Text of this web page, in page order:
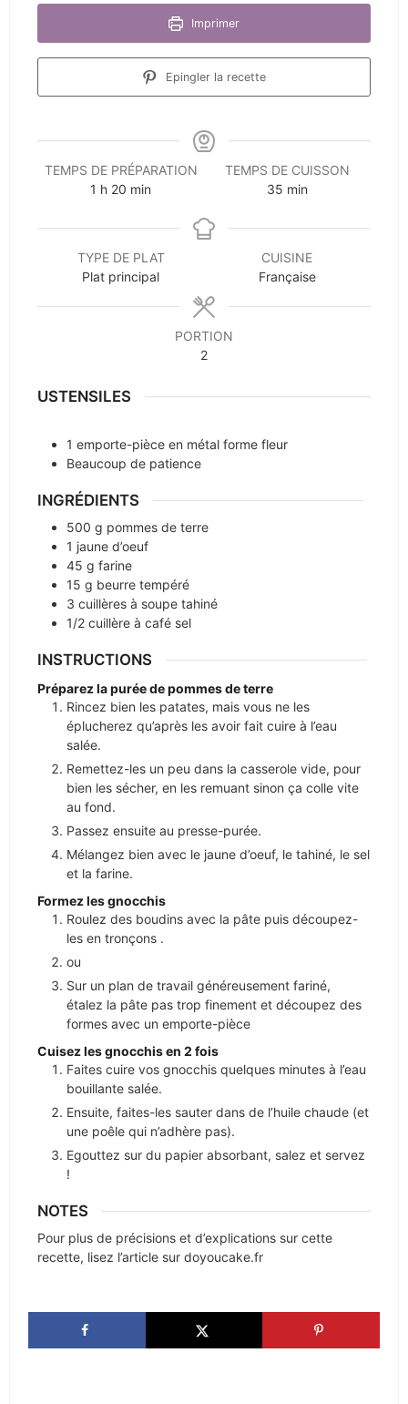
Imprimer
Epingler la recette
TEMPS DE PRÉPARATION
1 heure
h 20 minutes
min
TEMPS DE CUISSON
35minutes
min
TYPE DE PLAT
Plat principal
CUISINE
Française
PORTION
2
USTENSILES
1 emporte-pièce en métalforme fleur
Beaucoup de patience
INGRÉDIENTS
500 g pommes de terre
1 jaune d’oeuf
45 g farine
15 g beurre tempéré
3 cuillères à soupe tahiné
1/2 cuillère à café sel
INSTRUCTIONS
Préparez la purée de pommes de terre
Rincez bien les patates, mais vous ne les
éplucherez qu’après les avoir fait cuire à l’eau
salée.
Remettez-les un peu dans la casserole vide, pour
bien les sécher, en les remuant sinon ça colle vite
au fond.
Passez ensuite au presse-purée.
Mélangez bien avec le jaune d’oeuf, le tahiné, le sel
et la farine.
Formez les gnocchis
Roulez des boudins avec la pâte puis découpez-
les en tronçons .
ou
Sur un plan de travail généreusement fariné,
étalez la pâte pas trop finement et découpez des
formes avec un emporte-pièce
Cuisez les gnocchis en 2 fois
Faites cuire vos gnocchis quelques minutes à l’eau
bouillante salée.
Ensuite, faites-les sauter dans de l’huile chaude (et
une poêle qui n’adhère pas).
Egouttez sur du papier absorbant, salez et servez
!
NOTES
Pour plus de précisions et d’explications sur cette
recette, lisez l’article sur doyoucake.fr